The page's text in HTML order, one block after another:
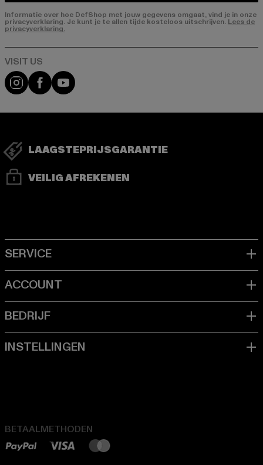
Informatie over hoe DefShop met jouw gegevens omgaat, vind je in onze
privacyverklaring. Je kunt je te allen tijde kosteloos uitschrijven. Lees de
privacyverklaring.
Visit our Instagram page:
Visit our Facebook page:
Visit our YouTube channel:
LAAGSTEPRIJSGARANTIE
VEILIG AFREKENEN
BETAALMETHODEN